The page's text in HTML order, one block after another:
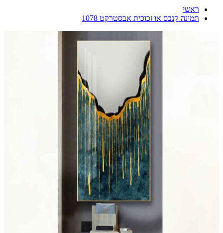
ראשי
תמונה קנבס או זכוכית אבסטרקט 1078